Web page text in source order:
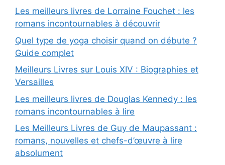
Les meilleurs livres de Lorraine Fouchet : les
romans incontournables à découvrir
Quel type de yoga choisir quand on débute ?
Guide complet
Meilleurs Livres sur Louis XIV : Biographies et
Versailles
Les meilleurs livres de Douglas Kennedy : les
romans incontournables à lire
Les Meilleurs Livres de Guy de Maupassant :
romans, nouvelles et chefs-d’œuvre à lire
absolument